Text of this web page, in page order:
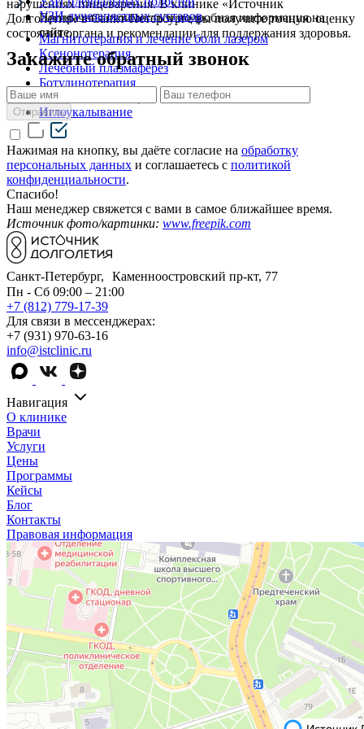
Прозрачная стоимость и подробная информация на
сайте.
нарушениях пищеварения. В клинике «Источник
Долголетия» в Санкт-Петербурге вы получите точную оценку
состояния органа и рекомендации для поддержания здоровья.
УЗИ лучезапястных суставов
Магнитотерапия и лечение боли лазером
Ксенонотерапия
Лечебный плазмаферез
Ботулинотерапия
Умные капельницы
Иглоукалывание
Закажите обратный звонок
Отправить
Нажимая на кнопку, вы даёте согласие на обработку
персональных данных и соглашаетесь c политикой
конфиденциальности.
Спасибо!
Наш менеджер свяжется с вами в самое ближайшее время.
Источник фото/картинки: www.freepik.com
Санкт-Петербург, Каменноостровский пр-кт, 77
Пн - Сб 09:00 – 21:00
+7 (812) 779-17-39
Для связи в мессенджерах:
+7 (931) 970-63-16
info@istclinic.ru
Навигация
О клинике
Врачи
Услуги
Цены
Программы
Кейсы
Блог
Контакты
Правовая информация